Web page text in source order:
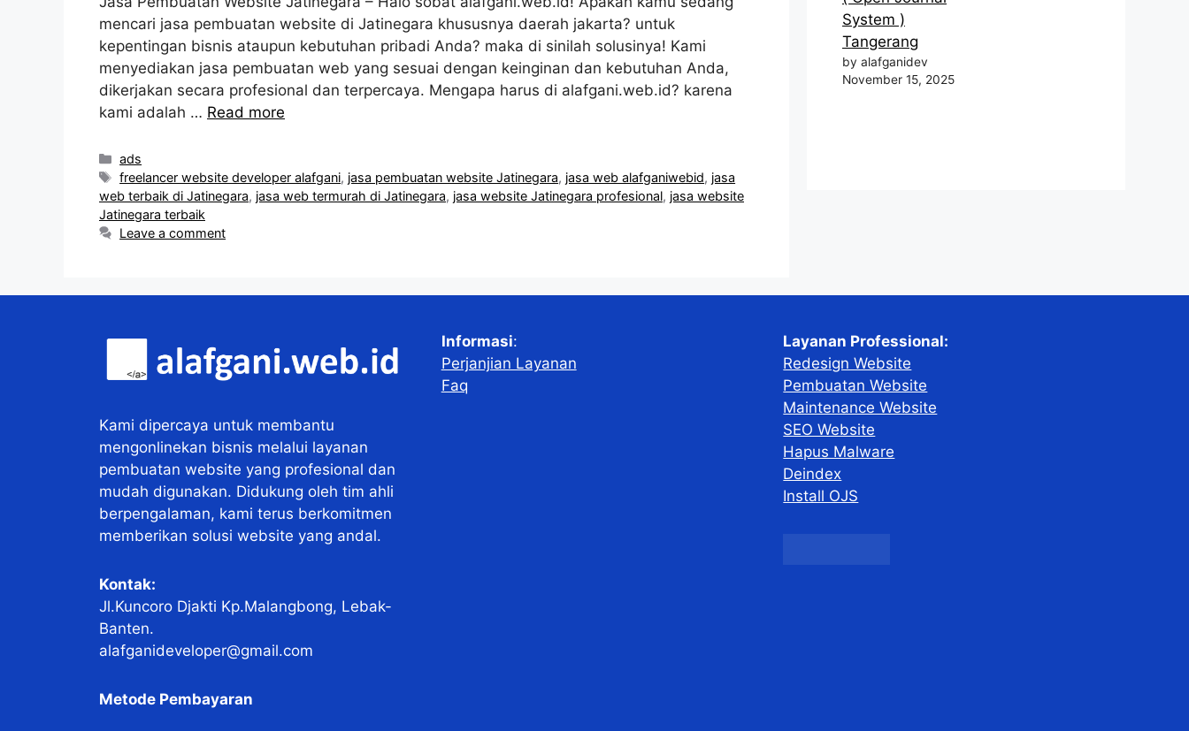
mencari jasa pembuatan website di Jatinegara khususnya daerah jakarta? untuk
kepentingan bisnis ataupun kebutuhan pribadi Anda? maka di sinilah solusinya! Kami
menyediakan jasa pembuatan web yang sesuai dengan keinginan dan kebutuhan Anda,
dikerjakan secara profesional dan terpercaya. Mengapa harus di alafgani.web.id? karena
kami adalah … Read more
Categories
ads
Tags
freelancer website developer alafgani, jasa pembuatan website Jatinegara, jasa web alafganiwebid, jasa
web terbaik di Jatinegara, jasa web termurah di Jatinegara, jasa website Jatinegara profesional, jasa website
Jatinegara terbaik
Leave a comment
System )
Tangerang
by alafganidev
November 15, 2025
Kami dipercaya untuk membantu
mengonlinekan bisnis melalui layanan
pembuatan website yang profesional dan
mudah digunakan. Didukung oleh tim ahli
berpengalaman, kami terus berkomitmen
memberikan solusi website yang andal.
Kontak:
Jl.Kuncoro Djakti Kp.Malangbong, Lebak-
Banten.
alafganideveloper@gmail.com
Metode Pembayaran
Informasi:
Perjanjian Layanan
Faq
Layanan Professional:
Redesign Website
Pembuatan Website
Maintenance Website
SEO Website
Hapus Malware
Deindex
Install OJS